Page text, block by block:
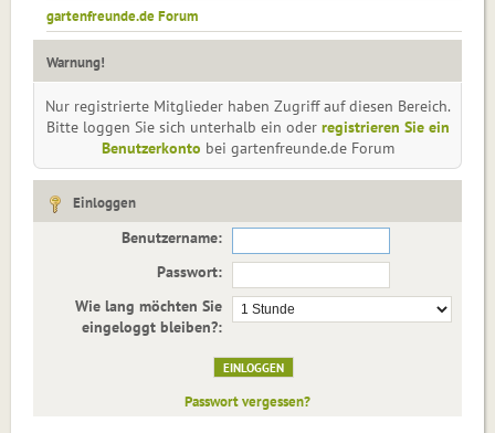
gartenfreunde.de Forum
Warnung!
Nur registrierte Mitglieder haben Zugriff auf diesen Bereich.
Bitte loggen Sie sich unterhalb ein oder registrieren Sie ein
Benutzerkonto bei gartenfreunde.de Forum
Einloggen
Benutzername:
Passwort:
Wie lang möchten Sie
eingeloggt bleiben?:
Passwort vergessen?